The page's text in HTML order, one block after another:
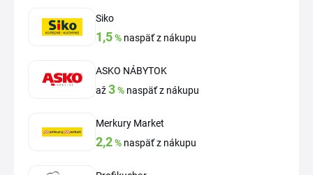
Siko
1,5% naspäť z nákupu
ASKO NÁBYTOK
až3% naspäť z nákupu
Merkury Market
2,2% naspäť z nákupu